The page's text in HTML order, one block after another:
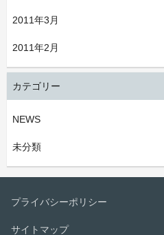
2011年3月
2011年2月
カテゴリー
NEWS
未分類
プライバシーポリシー
サイトマップ